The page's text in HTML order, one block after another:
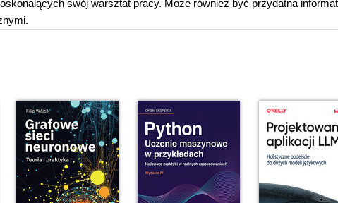
swój warsztat pracy. Może również być przydatna